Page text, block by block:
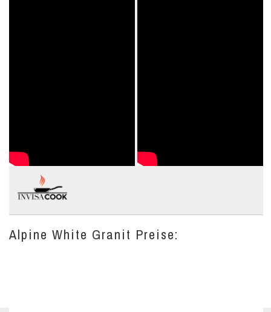
Alpine White Granit Preise: